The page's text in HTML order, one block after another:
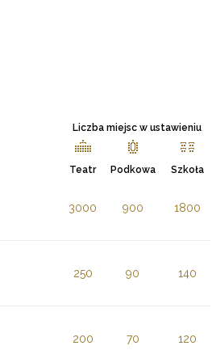
Liczba miejsc w ustawieniu
Teatr Podkowa Szkoła
3000 900 1800
250 90 140
200 70 120